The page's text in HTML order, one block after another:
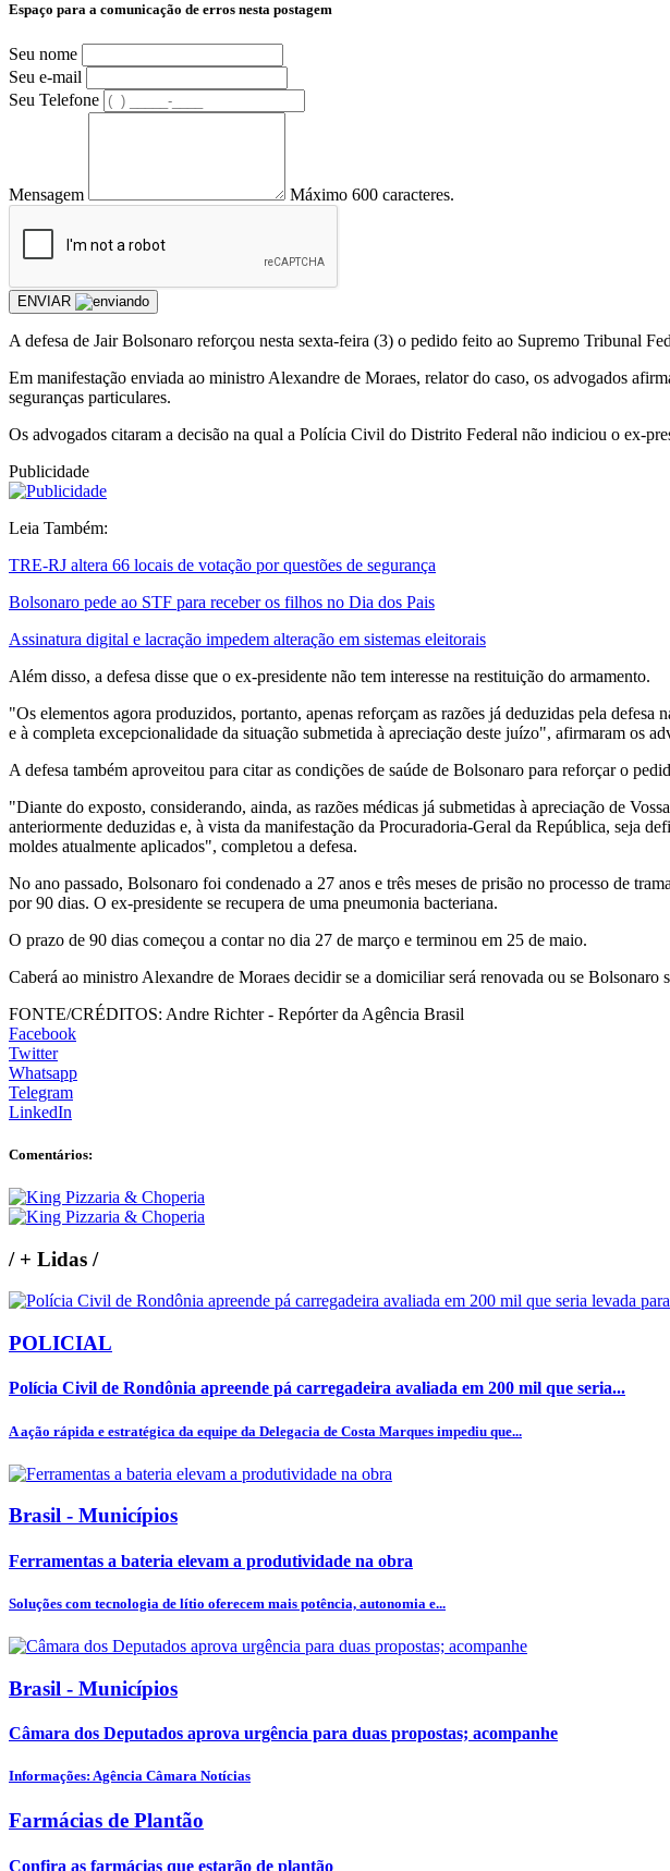
Espaço para a comunicação de erros nesta postagem
Seu nome
Seu e-mail
Seu Telefone
Mensagem Máximo 600 caracteres.
ENVIAR
A defesa de Jair Bolsonaro reforçou nesta sexta-feira (3) o pedido feito ao Supremo Tribunal
Em manifestação enviada ao ministro Alexandre de Moraes, relator do caso, os advogados
seguranças particulares.
Os advogados citaram a decisão na qual a Polícia Civil do Distrito Federal não indiciou o ex-
Publicidade
Leia Também:
TRE-RJ altera 66 locais de votação por questões de segurança
Bolsonaro pede ao STF para receber os filhos no Dia dos Pais
Assinatura digital e lacração impedem alteração em sistemas eleitorais
Além disso, a defesa disse que o ex-presidente não tem interesse na restituição do armamento.
"Os elementos agora produzidos, portanto, apenas reforçam as razões já deduzidas pela
e à completa excepcionalidade da situação submetida à apreciação deste juízo", afirmaram os
A defesa também aproveitou para citar as condições de saúde de Bolsonaro para reforçar o
"Diante do exposto, considerando, ainda, as razões médicas já submetidas à apreciação de
anteriormente deduzidas e, à vista da manifestação da Procuradoria-Geral da República, seja
moldes atualmente aplicados", completou a defesa.
No ano passado, Bolsonaro foi condenado a 27 anos e três meses de prisão no processo de
por 90 dias. O ex-presidente se recupera de uma pneumonia bacteriana.
O prazo de 90 dias começou a contar no dia 27 de março e terminou em 25 de maio.
Caberá ao ministro Alexandre de Moraes decidir se a domiciliar será renovada ou se
FONTE/CRÉDITOS: Andre Richter - Repórter da Agência Brasil
Facebook
Twitter
Whatsapp
Telegram
LinkedIn
Comentários:
/+ Lidas /
POLICIAL
Polícia Civil de Rondônia apreende pá carregadeira avaliada em 200 mil que seria...
A ação rápida e estratégica da equipe da Delegacia de Costa Marques impediu que...
Brasil - Municípios
Ferramentas a bateria elevam a produtividade na obra
Soluções com tecnologia de lítio oferecem mais potência, autonomia e...
Brasil - Municípios
Câmara dos Deputados aprova urgência para duas propostas; acompanhe
Informações: Agência Câmara Notícias
Farmácias de Plantão
Confira as farmácias que estarão de plantão